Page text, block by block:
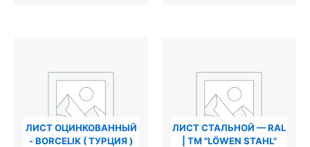
ЛИСТ ОЦИНКОВАННЫЙ
- BORCELIK ( ТУРЦИЯ )
ЛИСТ СТАЛЬНОЙ — RAL
| ТМ "LÖWEN STAHL"